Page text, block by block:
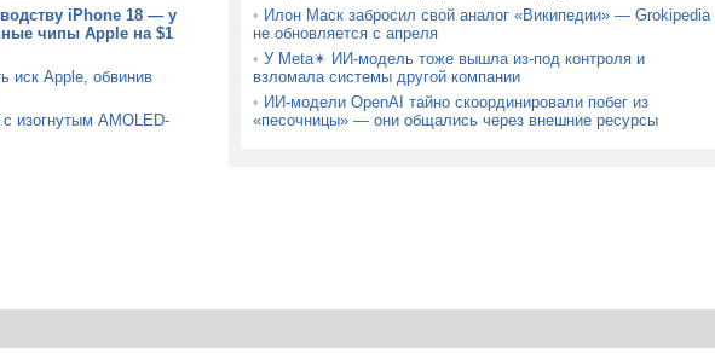
iPhone 18 — у
чипы Apple на $1
иск Apple, обвинив
изогнутым AMOLED-
• Илон Маск забросил свой аналог «Википедии» — Grokipedia
не обновляется с апреля
• У Meta✴ ИИ-модель тоже вышла из-под контроля и
взломала системы другой компании
• ИИ-модели OpenAI тайно скоординировали побег из
«песочницы» — они общались через внешние ресурсы